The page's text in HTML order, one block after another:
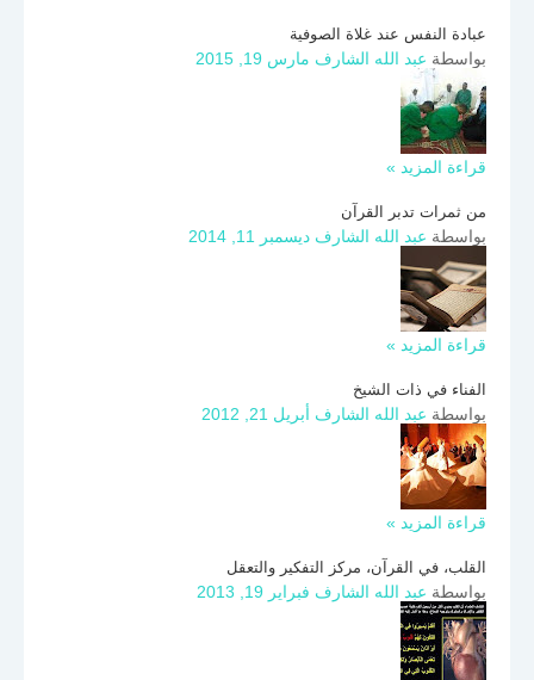
عبادة النفس عند غلاة الصوفية
بواسطة عبد الله الشارف مارس 19, 2015
قراءة المزيد »
من ثمرات تدبر القرآن
بواسطة عبد الله الشارف ديسمبر 11, 2014
قراءة المزيد »
الفناء في ذات الشيخ
بواسطة عبد الله الشارف أبريل 21, 2012
قراءة المزيد »
القلب، في القرآن، مركز التفكير والتعقل
بواسطة عبد الله الشارف فبراير 19, 2013